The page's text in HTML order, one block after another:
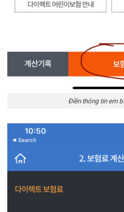
Điền thông tin em